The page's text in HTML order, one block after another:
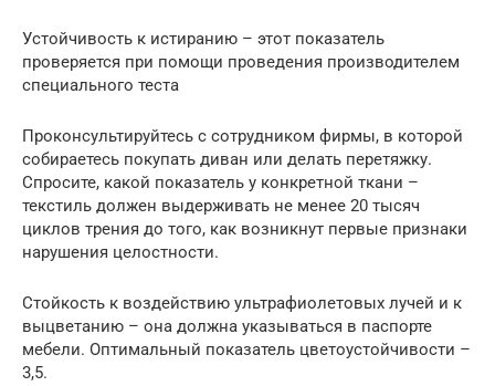
Устойчивость к истиранию – этот показатель
проверяется при помощи проведения производителем
специального теста
Проконсультируйтесь с сотрудником фирмы, в которой
собираетесь покупать диван или делать перетяжку.
Спросите, какой показатель у конкретной ткани –
текстиль должен выдерживать не менее 20 тысяч
циклов трения до того, как возникнут первые признаки
нарушения целостности.
Стойкость к воздействию ультрафиолетовых лучей и к
выцветанию – она должна указываться в паспорте
мебели. Оптимальный показатель цветоустойчивости –
3,5.